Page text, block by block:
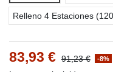
Relleno 4 Estaciones
83,93 € 91,23 € -8%